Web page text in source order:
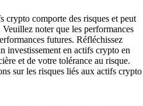
crypto comporte des risques et peut
noter que les performances
futures. Réfléchissez
investissement en actifs crypto en
et de votre tolérance au risque.
sur les risques liés aux actifs crypto